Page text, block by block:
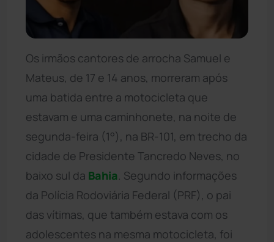
Os irmãos cantores de arrocha Samuel e
Mateus, de 17 e 14 anos, morreram após
uma batida entre a motocicleta que
estavam e uma caminhonete, na noite de
segunda-feira (1°), na BR-101, em trecho da
cidade de Presidente Tancredo Neves, no
baixo sul da Bahia . Segundo informações
da Polícia Rodoviária Federal (PRF), o pai
das vítimas, que também estava com os
adolescentes na mesma motocicleta, foi